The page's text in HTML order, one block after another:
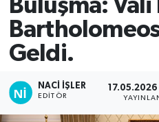
Buluşma:
Geldi.
NACI İŞLER
EDITÖR
17.05.2026
Son Dakika Haberleri
Haber Arşivi